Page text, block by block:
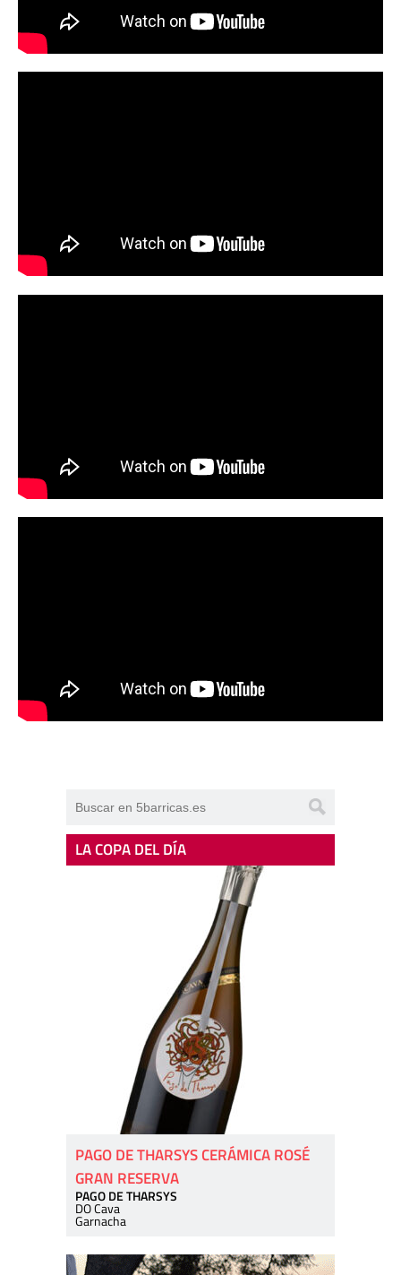
LA COPA DEL DÍA
PAGO DE THARSYS CERÁMICA ROSÉ
GRAN RESERVA
PAGO DE THARSYS
DO Cava
Garnacha